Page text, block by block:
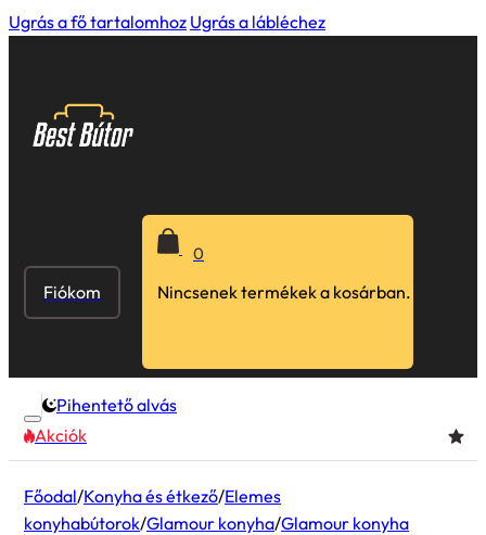
Ugrás a fő tartalomhoz Ugrás a lábléchez
Fiókom
0
Nincsenek termékek a kosárban.
Pihentető alvás
Akciók
Főodal/Konyha és étkező/Elemes
konyhabútorok/Glamour konyha/Glamour konyha